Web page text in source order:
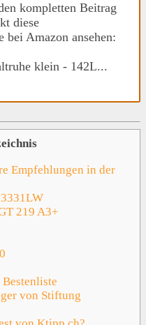
kompletten Beitrag
diese
bei Amazon ansehen:
klein - 142L...
Empfehlungen in der
219 A3+
von Stiftung